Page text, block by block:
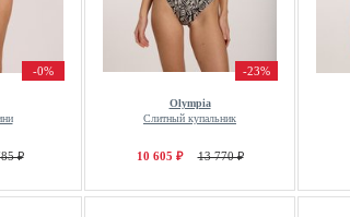
-0%
₽
-23%
Olympia
Слитный купальник
10 605 ₽ 13 770 ₽